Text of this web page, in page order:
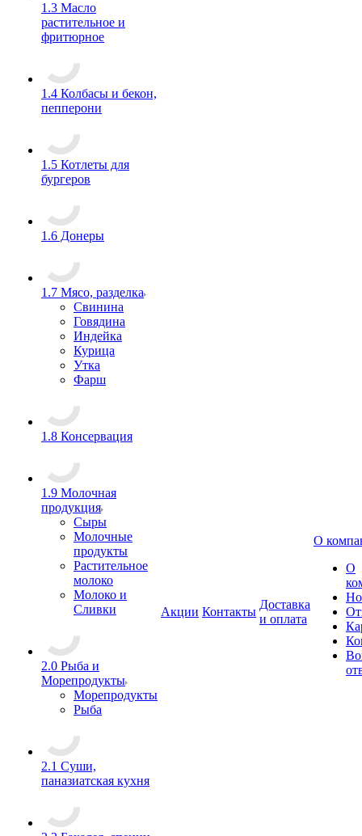
1.3 Масло
растительное и
фритюрное
1.4 Колбасы и бекон,
пепперони
1.5 Котлеты для
бургеров
1.6 Донеры
1.7 Мясо, разделка
Свинина
Говядина
Индейка
Курица
Утка
Фарш
1.8 Консервация
1.9 Молочная
продукция
Сыры
Молочные
продукты
Растительное
молоко
Молоко и
Сливки
2.0 Рыба и
Морепродукты
Морепродукты
Рыба
2.1 Суши,
паназиатская кухня
Акции Контакты
Доставка
и оплата
О
О